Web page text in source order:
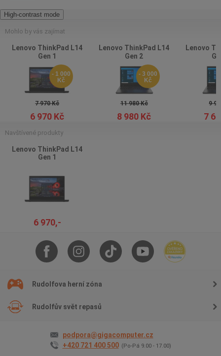
High-contrast mode
Mohlo by vás zajímat
Lenovo ThinkPad L14
Gen 1
- 1 000
Kč
7 970 Kč
6 970 Kč
Lenovo ThinkPad L14
Gen 2
- 3 000
Kč
11 980 Kč
8 980 Kč
Lenovo
9
7
Navštívené produkty
Lenovo ThinkPad L14
Gen 1
6 970,-
Rudolfova herní zóna
Rudolfův svět repasů
podpora@gigacomputer.cz
+420 721 400 500 (Po-Pá 9.00 - 17.00)